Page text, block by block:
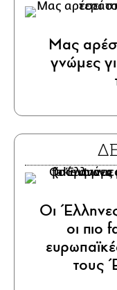
Μας
γνώμες
Οι
οι πιο
τους